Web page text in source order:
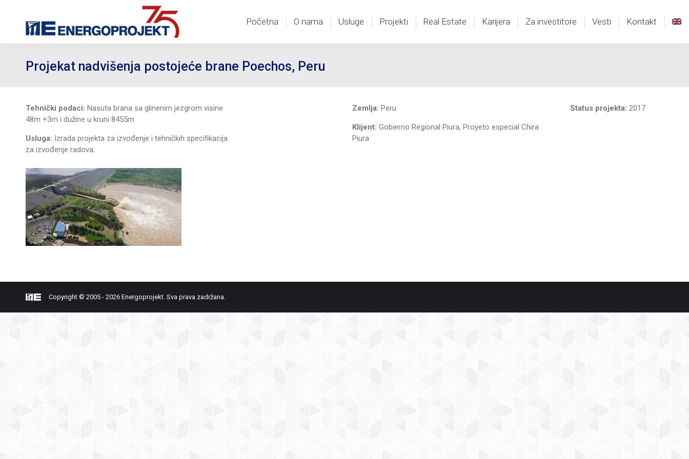
Početna O nama Usluge Projekti Real Estate Karijera Za investitore Vesti Kontakt
Projekat nadvišenja postojeće brane Poechos, Peru
Tehnički podaci: Nasuta brana sa glinenim jezgrom visine
48m +3m i dužine u kruni 8455m
Usluga: Izrada projekta za izvođenje i tehničkih specifikacija
za izvođenje radova;
Zemlja: Peru
Klijent: Gobierno Regional Piura, Proyeto especial Chira
Piura
Status projekta: 2017
Copyright © 2005 - 2026 Energoprojekt. Sva prava zadržana.
Početna O nama Usluge Projekti Real Estate Karijera Za investitore Vesti Kontakt